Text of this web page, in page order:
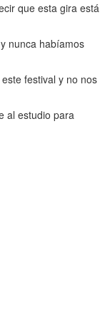
que esta gira está
nunca habíamos
festival y no nos
al estudio para